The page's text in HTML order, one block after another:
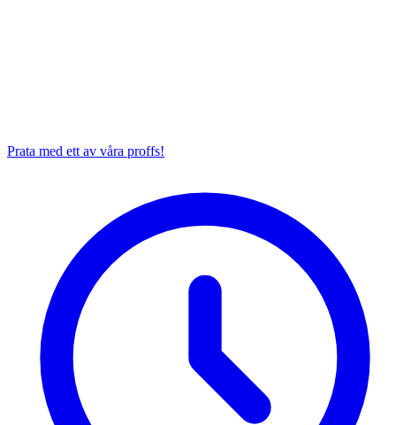
Prata med ett av våra proffs!